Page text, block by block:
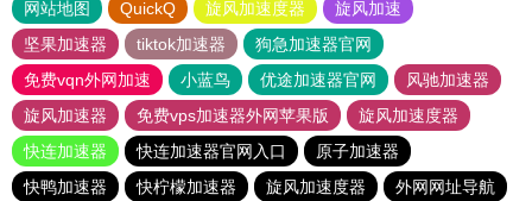
网站地图 QuickQ 旋风加速度器
旋风加速
坚果加速器
tiktok加速器
狗急加速器官网
免费vqn外网加速
小蓝鸟 优途加速器官网
风驰加速器
旋风加速器
免费vps加速器外网苹果版
旋风加速度器
快连加速器
快连加速器官网入口
原子加速器
快鸭加速器
快柠檬加速器 旋风加速度器
外网网址导航